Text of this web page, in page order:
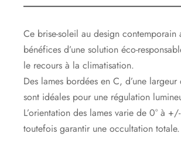
Ce brise-soleil au design contemporain
bénéfices d’une solution éco-
le recours à la climatisation.
Des lames bordées en C, d’une
sont idéales pour une régulation
L’orientation des lames varie de 0° à
toutefois garantir une occultation totale.